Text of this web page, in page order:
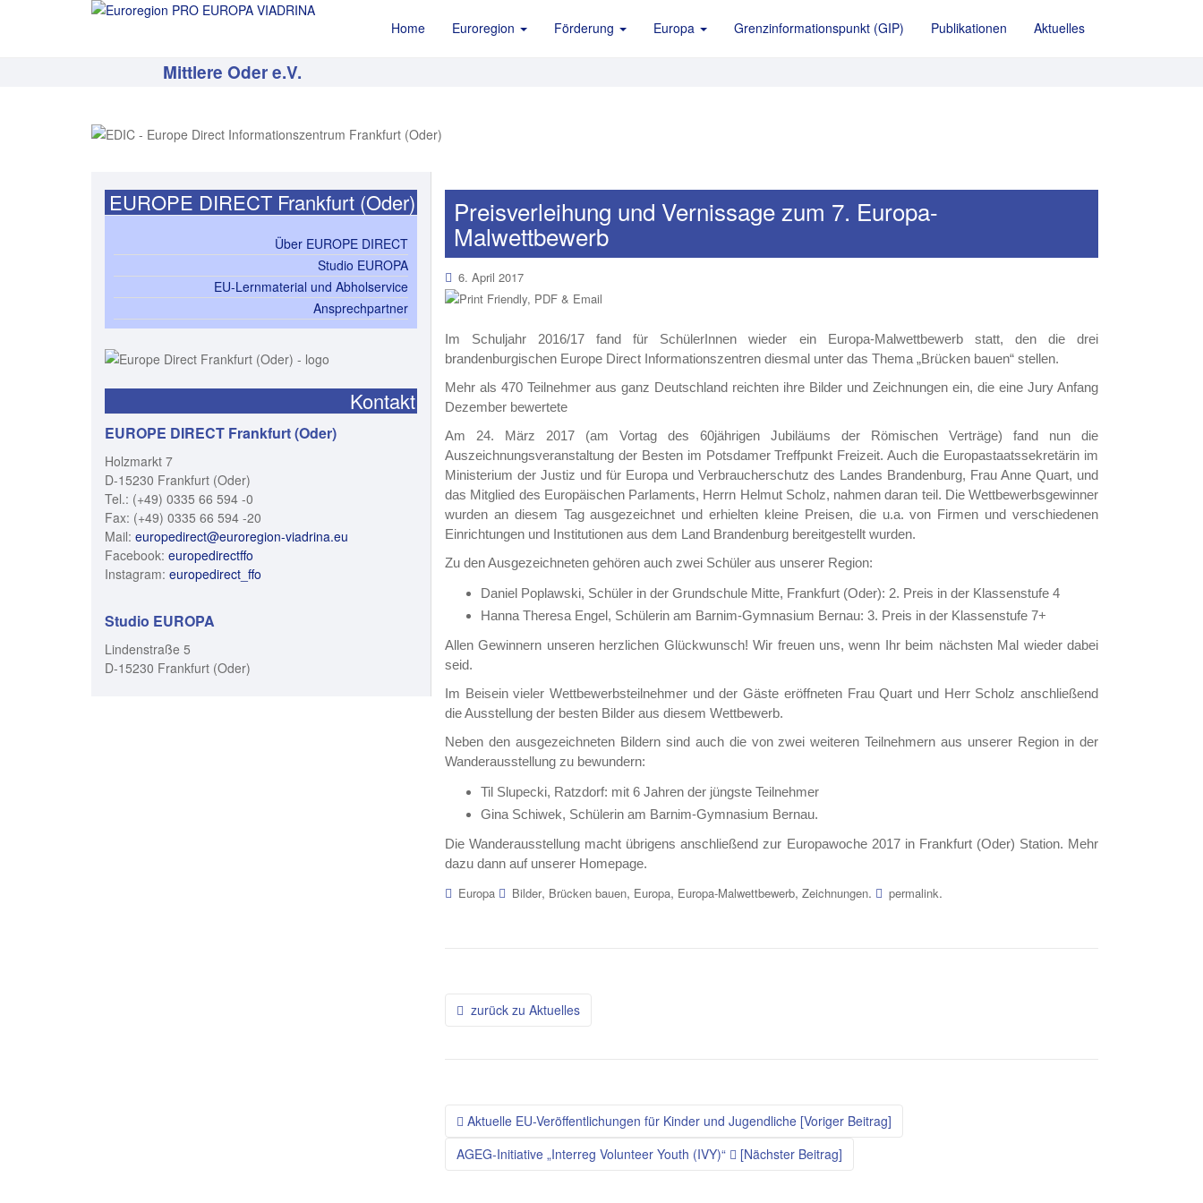
Home Euroregion Förderung Europa Grenzinformationspunkt (GIP) Publikationen Aktuelles
Mittlere Oder e.V.
Preisverleihung und Vernissage zum 7. Europa-
Malwettbewerb
6. April 2017
Im Schuljahr 2016/17 fand für SchülerInnen wieder ein Europa-Malwettbewerb statt, den die drei
brandenburgischen Europe Direct Informationszentren diesmal unter das Thema „Brücken bauen“ stellen.
Mehr als 470 Teilnehmer aus ganz Deutschland reichten ihre Bilder und Zeichnungen ein, die eine Jury Anfang
Dezember bewertete
Am 24. März 2017 (am Vortag des 60jährigen Jubiläums der Römischen Verträge) fand nun die
Auszeichnungsveranstaltung der Besten im Potsdamer Treffpunkt Freizeit. Auch die Europastaatssekretärin im
Ministerium der Justiz und für Europa und Verbraucherschutz des Landes Brandenburg, Frau Anne Quart, und
das Mitglied des Europäischen Parlaments, Herrn Helmut Scholz, nahmen daran teil. Die Wettbewerbsgewinner
wurden an diesem Tag ausgezeichnet und erhielten kleine Preisen, die u.a. von Firmen und verschiedenen
Einrichtungen und Institutionen aus dem Land Brandenburg bereitgestellt wurden.
Zu den Ausgezeichneten gehören auch zwei Schüler aus unserer Region:
Daniel Poplawski, Schüler in der Grundschule Mitte, Frankfurt (Oder): 2. Preis in der Klassenstufe 4
Hanna Theresa Engel, Schülerin am Barnim-Gymnasium Bernau: 3. Preis in der Klassenstufe 7+
Allen Gewinnern unseren herzlichen Glückwunsch! Wir freuen uns, wenn Ihr beim nächsten Mal wieder dabei
seid.
Im Beisein vieler Wettbewerbsteilnehmer und der Gäste eröffneten Frau Quart und Herr Scholz anschließend
die Ausstellung der besten Bilder aus diesem Wettbewerb.
Neben den ausgezeichneten Bildern sind auch die von zwei weiteren Teilnehmern aus unserer Region in der
Wanderausstellung zu bewundern:
Til Slupecki, Ratzdorf: mit 6 Jahren der jüngste Teilnehmer
Gina Schiwek, Schülerin am Barnim-Gymnasium Bernau.
Die Wanderausstellung macht übrigens anschließend zur Europawoche 2017 in Frankfurt (Oder) Station. Mehr
dazu dann auf unserer Homepage.
Europa Bilder, Brücken bauen, Europa, Europa-Malwettbewerb, Zeichnungen. permalink.
Beitragsnavigation
zurück zu Aktuelles
Aktuelle EU-Veröffentlichungen für Kinder und Jugendliche [Voriger Beitrag]
AGEG-Initiative „Interreg Volunteer Youth (IVY)“
[Nächster Beitrag]
EUROPE DIRECT Frankfurt (Oder)
Über EUROPE DIRECT
Studio EUROPA
EU-Lernmaterial und Abholservice
Ansprechpartner
Kontakt
EUROPE DIRECT Frankfurt (Oder)
Holzmarkt 7
D-15230 Frankfurt (Oder)
Tel.: (+49) 0335 66 594 -0
Fax: (+49) 0335 66 594 -20
Mail: europedirect@euroregion-viadrina.eu
Facebook: europedirectffo
Instagram: europedirect_ffo
Studio EUROPA
Lindenstraße 5
D-15230 Frankfurt (Oder)